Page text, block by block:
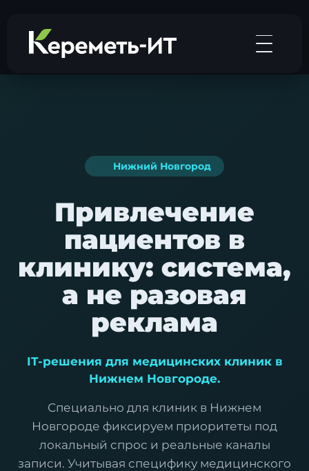
Нижний Новгород
Привлечение
пациентов в
клинику: система,
а не разовая
реклама
IT-решения для медицинских клиник в
Нижнем Новгороде.
Специально для клиник в Нижнем
Новгороде фиксируем приоритеты под
локальный спрос и реальные каналы
записи. Учитывая специфику медицинского